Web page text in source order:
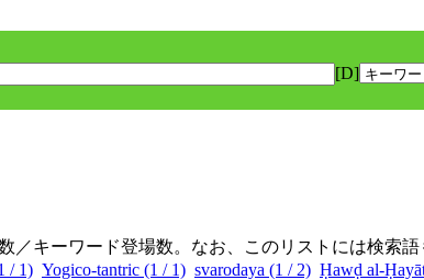
[D]
／キーワード登場数。なお、このリストには検索語
/ 1) Yogico-tantric (1 / 1) svarodaya (1 / 2) Ḥawḍ al-